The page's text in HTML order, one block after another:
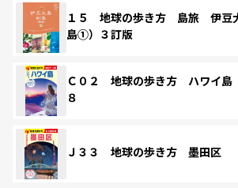
１５ 地球の歩き方 島旅 伊豆
島①）３訂版
Ｃ０２ 地球の歩き方 ハワイ島
８
Ｊ３３ 地球の歩き方 墨田区